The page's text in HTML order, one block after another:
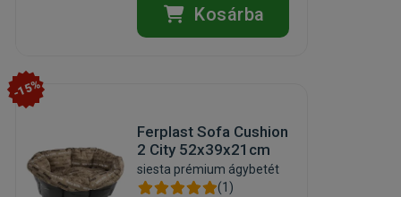
Kosárba
-15%
Ferplast Sofa Cushion
2 City 52x39x21cm
siesta prémium ágybetét
(1)